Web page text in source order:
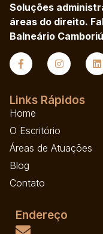
Soluções
áreas do direito.
Balneário
Links Rápidos
Home
O Escritório
Áreas de Atuações
Blog
Contato
Endereço